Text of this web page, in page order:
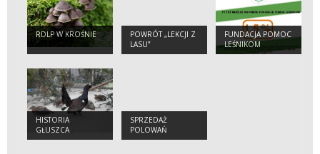
RDLP W KROŚNIE
POWRÓT „LEKCJI Z
LASU”
FUNDACJA POMOC
LEŚNIKOM
HISTORIA
GŁUSZCA
SPRZEDAŻ
POLOWAŃ